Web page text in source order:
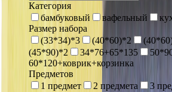
Категория
бамбуковый
вафельный
Размер набора
(33*34)*3
(40*60)*2
(45*90)*2
34*76+65*135
60*120+коврик+корзинка
Предметов
1 предмет
2 предмета 3